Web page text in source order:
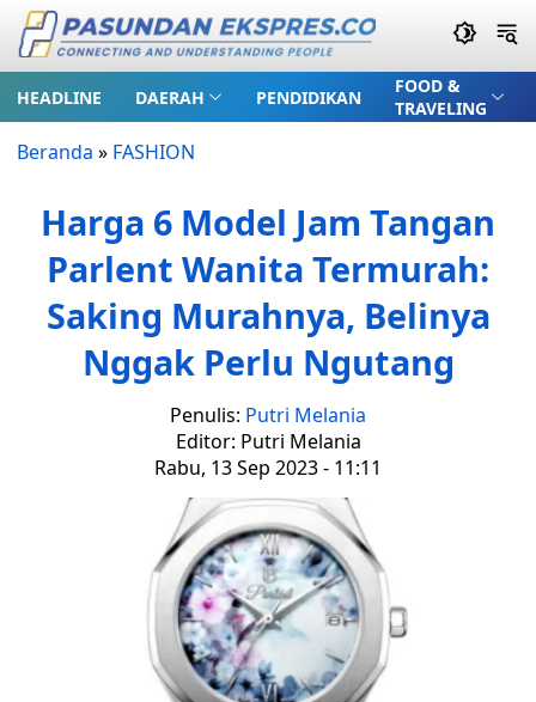
HEADLINE DAERAH PENDIDIKAN
FOOD &
TRAVELING
Beranda » FASHION
Harga 6 Model Jam Tangan
Parlent Wanita Termurah:
Saking Murahnya, Belinya
Nggak Perlu Ngutang
Penulis: Putri Melania
Editor: Putri Melania
Rabu, 13 Sep 2023 - 11:11